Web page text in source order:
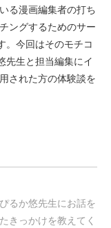
る漫画編集者の打ち
ングするためのサー
。今回はそのモチコ
先生と担当編集にイ
された方の体験談を
るか悠先生にお話を
きっかけを教えてく